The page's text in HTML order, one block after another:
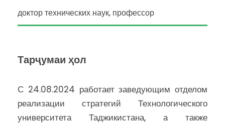
доктор технических наук, профессор
Тарҷумаи ҳол
С 24.08.2024 работает заведующим отделом
реализации стратегий Технологического
университета Таджикистана, а также